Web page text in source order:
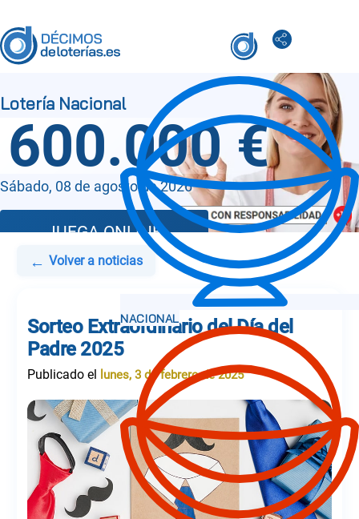
← Volver a noticias
Sorteo Extraordinario del Día del
Padre 2025
Publicado el lunes, 3 de febrero de 2025
600.000 €
Sábado, 08 de agosto de 2026
JUEGA ONLINE